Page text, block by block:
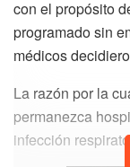
con el propósito
programado sin
médicos
La razón por la
permanezca
infección